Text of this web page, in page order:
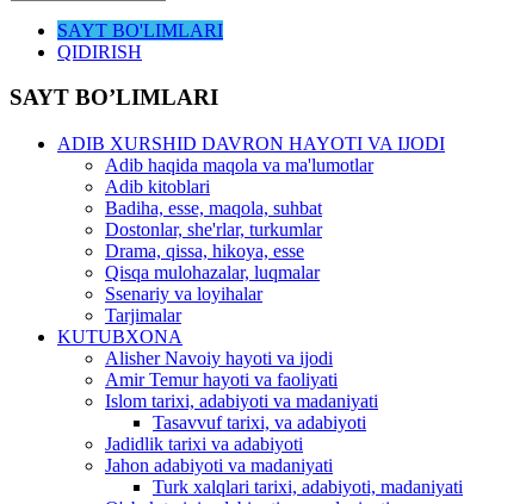
SAYT BO'LIMLARI
QIDIRISH
SAYT BO’LIMLARI
ADIB XURSHID DAVRON HAYOTI VA IJODI
Adib haqida maqola va ma'lumotlar
Adib kitoblari
Badiha, esse, maqola, suhbat
Dostonlar, she'rlar, turkumlar
Drama, qissa, hikoya, esse
Qisqa mulohazalar, luqmalar
Ssenariy va loyihalar
Tarjimalar
KUTUBXONA
Alisher Navoiy hayoti va ijodi
Amir Temur hayoti va faoliyati
Islom tarixi, adabiyoti va madaniyati
Tasavvuf tarixi, va adabiyoti
Jadidlik tarixi va adabiyoti
Jahon adabiyoti va madaniyati
Turk xalqlari tarixi, adabiyoti, madaniyati